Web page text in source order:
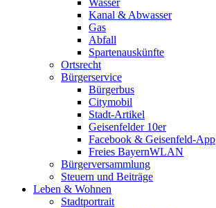
Wasser
Kanal & Abwasser
Gas
Abfall
Spartenauskünfte
Ortsrecht
Bürgerservice
Bürgerbus
Citymobil
Stadt-Artikel
Geisenfelder 10er
Facebook & Geisenfeld-App
Freies BayernWLAN
Bürgerversammlung
Steuern und Beiträge
Leben & Wohnen
Stadtportrait